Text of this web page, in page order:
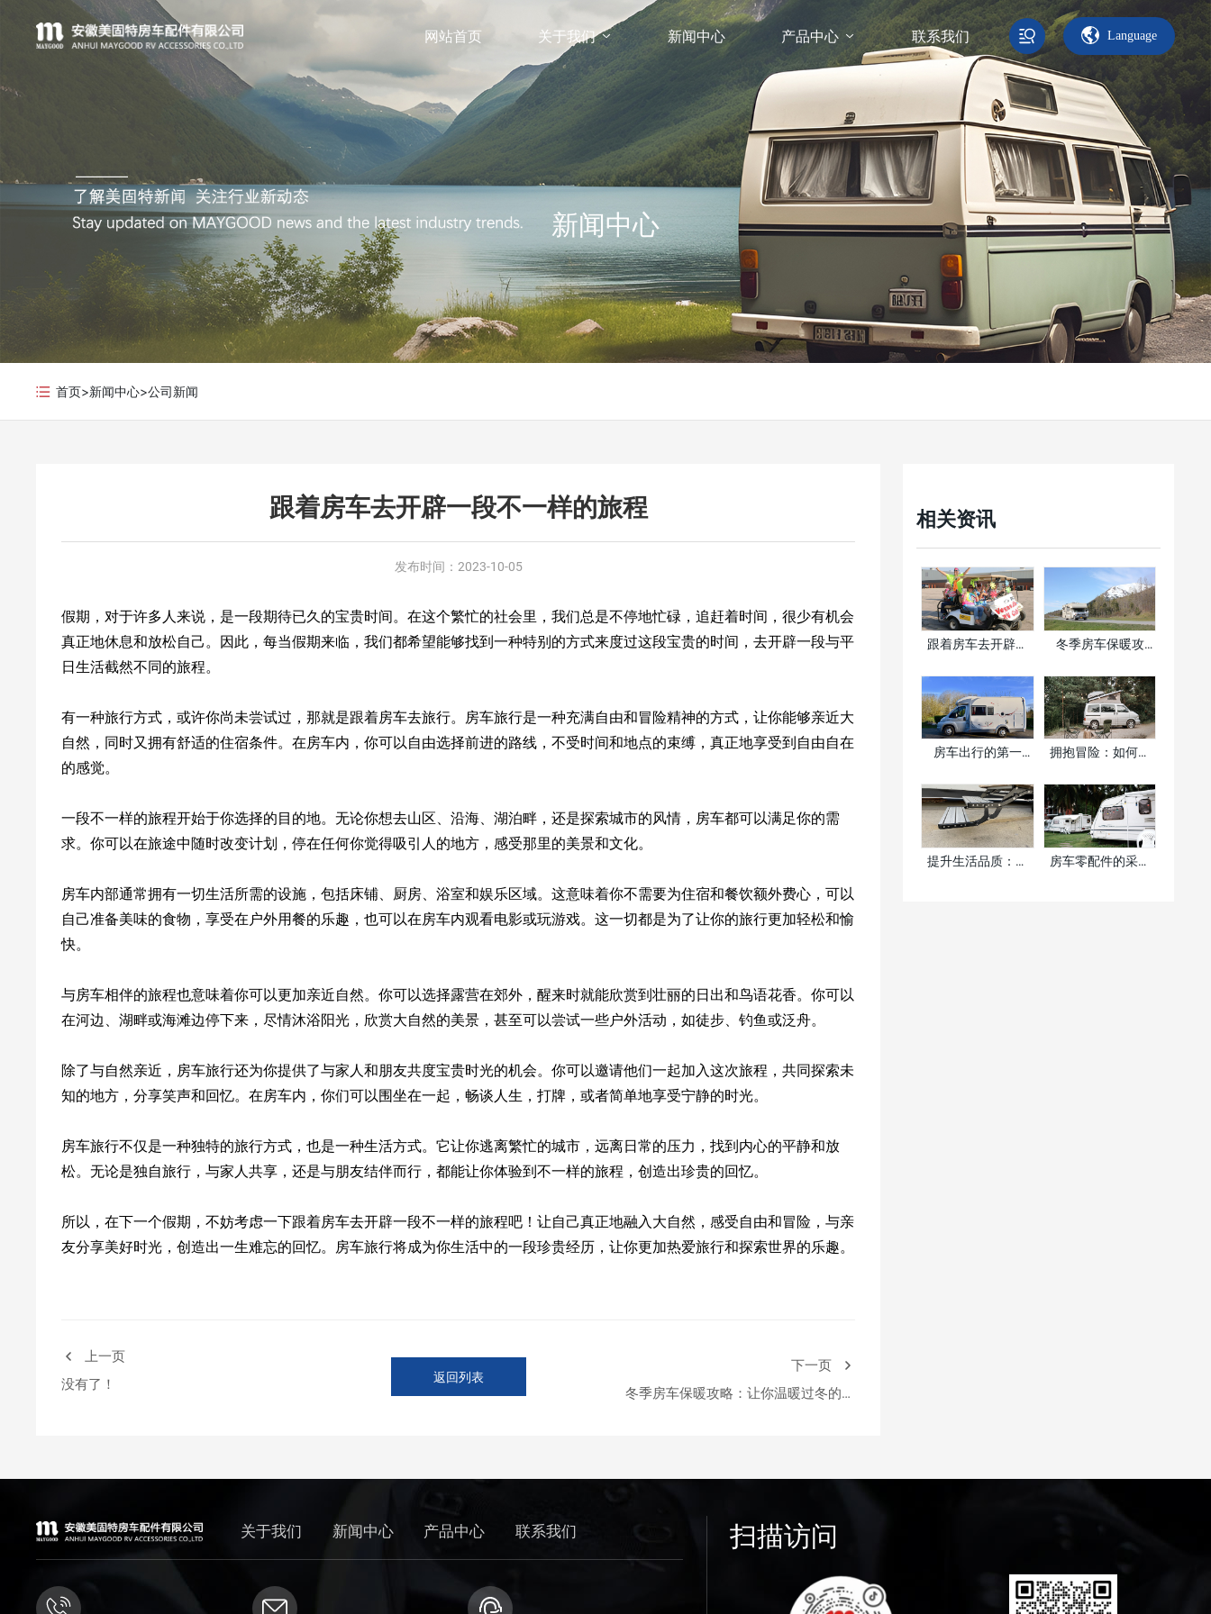
网站首页 关于我们 新闻中心 产品中心 联系我们 Language
新闻中心
首页>新闻中心>公司新闻
跟着房车去开辟一段不一样的旅程
发布时间： 2023-10-05
假期，对于许多人来说，是一段期待已久的宝贵时间。在这个繁忙的社会里，我们总是不停地忙碌，追赶着时间，很少有机会
真正地休息和放松自己。因此，每当假期来临，我们都希望能够找到一种特别的方式来度过这段宝贵的时间，去开辟一段与平
日生活截然不同的旅程。
有一种旅行方式，或许你尚未尝试过，那就是跟着房车去旅行。房车旅行是一种充满自由和冒险精神的方式，让你能够亲近大
自然，同时又拥有舒适的住宿条件。在房车内，你可以自由选择前进的路线，不受时间和地点的束缚，真正地享受到自由自在
的感觉。
一段不一样的旅程开始于你选择的目的地。无论你想去山区、沿海、湖泊畔，还是探索城市的风情，房车都可以满足你的需
求。你可以在旅途中随时改变计划，停在任何你觉得吸引人的地方，感受那里的美景和文化。
房车内部通常拥有一切生活所需的设施，包括床铺、厨房、浴室和娱乐区域。这意味着你不需要为住宿和餐饮额外费心，可以
自己准备美味的食物，享受在户外用餐的乐趣，也可以在房车内观看电影或玩游戏。这一切都是为了让你的旅行更加轻松和愉
快。
与房车相伴的旅程也意味着你可以更加亲近自然。你可以选择露营在郊外，醒来时就能欣赏到壮丽的日出和鸟语花香。你可以
在河边、湖畔或海滩边停下来，尽情沐浴阳光，欣赏大自然的美景，甚至可以尝试一些户外活动，如徒步、钓鱼或泛舟。
除了与自然亲近，房车旅行还为你提供了与家人和朋友共度宝贵时光的机会。你可以邀请他们一起加入这次旅程，共同探索未
知的地方，分享笑声和回忆。在房车内，你们可以围坐在一起，畅谈人生，打牌，或者简单地享受宁静的时光。
房车旅行不仅是一种独特的旅行方式，也是一种生活方式。它让你逃离繁忙的城市，远离日常的压力，找到内心的平静和放
松。无论是独自旅行，与家人共享，还是与朋友结伴而行，都能让你体验到不一样的旅程，创造出珍贵的回忆。
所以，在下一个假期，不妨考虑一下跟着房车去开辟一段不一样的旅程吧！让自己真正地融入大自然，感受自由和冒险，与亲
友分享美好时光，创造出一生难忘的回忆。房车旅行将成为你生活中的一段珍贵经历，让你更加热爱旅行和探索世界的乐趣。
上一页
没有了！
返回列表
下一页
冬季房车保暖攻略：让你温暖过冬的实
相关资讯
跟着房车去开辟一
冬季房车保暖攻
的实用技巧
房车出行的第一
车门窗的指南
拥抱冒险：如何为
准备
提升生活品质：房
房车零配件的采购
关于我们 新闻中心 产品中心 联系我们 扫描访问